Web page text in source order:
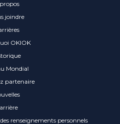
joindre
OKIOK
Mondial
partenaire
renseignements personnels